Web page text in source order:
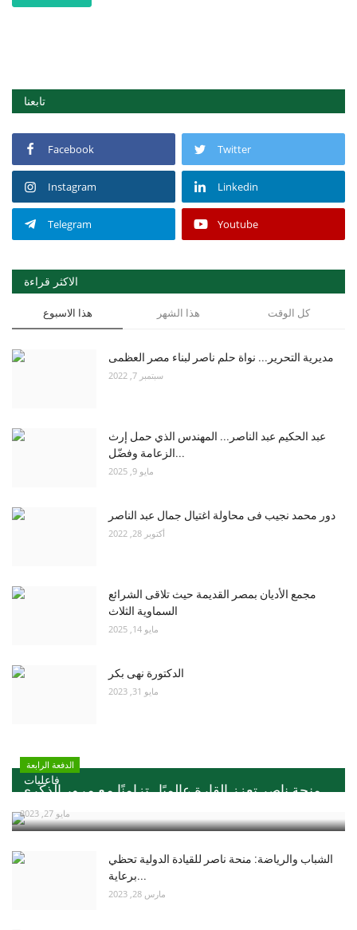
تابعنا
Facebook Twitter
Instagram Linkedin
Telegram Youtube
الاكثر قراءة
هذا الاسبوع هذا الشهر كل الوقت
مديرية التحرير... نواة حلم ناصر لبناء مصر العظمى
سبتمبر 7, 2022
عبد الحكيم عبد الناصر... المهندس الذي حمل إرث
الزعامة وفضّل...
مايو 9, 2025
دور محمد نجيب فى محاولة اغتيال جمال عبد الناصر
أكتوبر 28, 2022
مجمع الأديان بمصر القديمة حيث تلاقى الشرائع
السماوية الثلاث
مايو 14, 2025
الدكتورة نهى بكر
مايو 31, 2023
فاعليات
الدفعة الرابعة
منحة ناصر تعزز القارة عالميًا ..تزامنًا مع مرور الذكري...
مايو 27, 2023
الشباب والرياضة: منحة ناصر للقيادة الدولية تحظي
برعاية...
مارس 28, 2023